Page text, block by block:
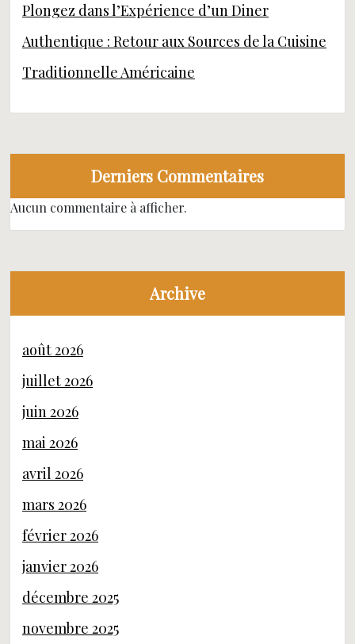
Plongez dans l’Expérience d’un Diner
Authentique : Retour aux Sources de la Cuisine
Traditionnelle Américaine
Derniers Commentaires
Aucun commentaire à afficher.
Archive
août 2026
juillet 2026
juin 2026
mai 2026
avril 2026
mars 2026
février 2026
janvier 2026
décembre 2025
novembre 2025